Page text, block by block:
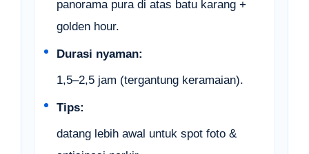
panorama pura di atas batu karang +
golden hour.
Durasi nyaman:
1,5–2,5 jam (tergantung keramaian).
Tips:
datang lebih awal untuk spot foto &